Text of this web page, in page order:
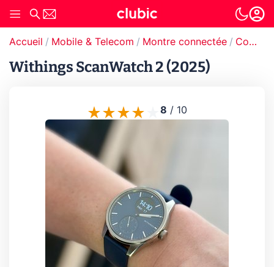
Accueil Mobile & Telecom Montre connectée Comparatif montre connectée
Withings ScanWatch 2 (2025)
8 / 10